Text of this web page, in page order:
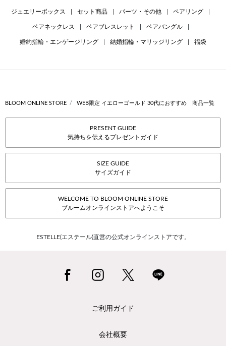
ジュエリーボックス セット商品 パーツ・その他 ペアリング
ペアネックレス ペアブレスレット ペアバングル
婚約指輪・エンゲージリング 結婚指輪・マリッジリング 福袋
BLOOM ONLINE STORE WEB限定 イエローゴールド 30代におすすめ 商品一覧
PRESENT GUIDE
気持ちを伝えるプレゼントガイド
SIZE GUIDE
サイズガイド
WELCOME TO BLOOM ONLINE STORE
ブルームオンラインストアへようこそ
ESTELLE(エステール)直営の公式オンラインストアです。
ご利用ガイド
会社概要